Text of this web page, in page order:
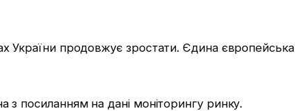
України продовжує зростати. Єдина європейська
з посиланням на дані моніторингу ринку.